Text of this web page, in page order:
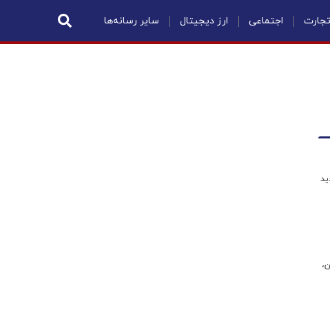
اجتماعی ارز دیجیتال سایر رسانه‌ها